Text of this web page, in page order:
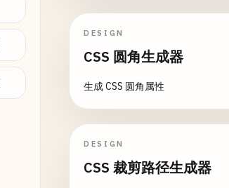
DESIGN
CSS 圆角生成器
生成 CSS 圆角属性
DESIGN
CSS 裁剪路径生成器